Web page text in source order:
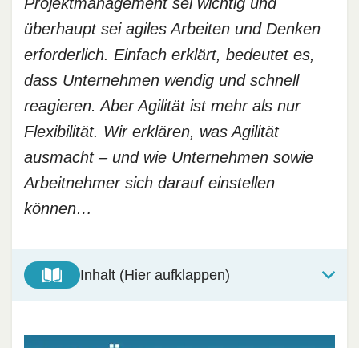
überhaupt sei agiles Arbeiten und Denken
erforderlich. Einfach erklärt, bedeutet es,
dass Unternehmen wendig und schnell
reagieren. Aber Agilität ist mehr als nur
Flexibilität. Wir erklären, was Agilität
ausmacht – und wie Unternehmen sowie
Arbeitnehmer sich darauf einstellen
können…
Inhalt (Hier aufklappen)